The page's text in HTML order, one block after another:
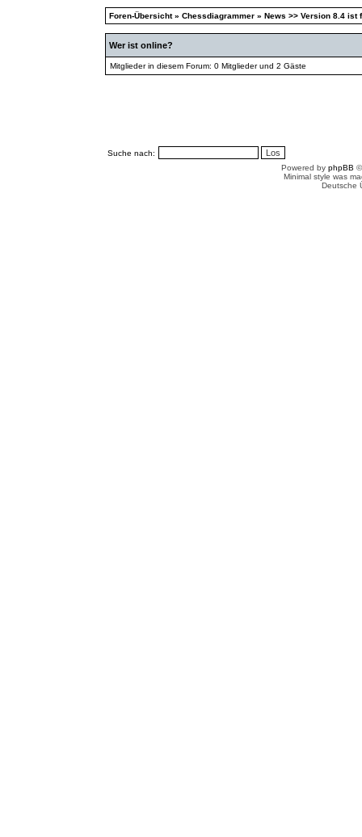
Foren-Übersicht» Chessdiagrammer » News >> Version 8.4 ist
Wer ist online?
Mitglieder in diesem Forum: 0 Mitglieder und 2 Gäste
Suche nach:
Powered by phpBB
Minimal style was
Deutsche